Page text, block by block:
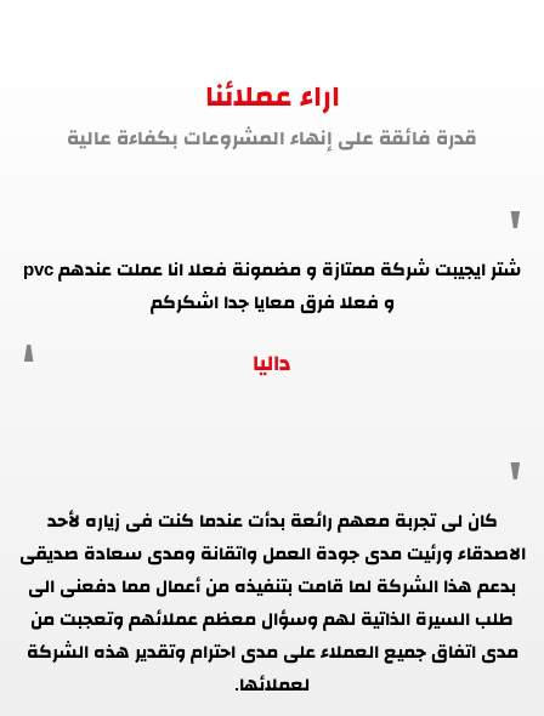
اراء عملائنا
قدرة فائقة على إنهاء المشروعات بكفاءة عالية
شتر ايجيبت شركة ممتازة و مضمونة فعلا انا عملت عندهم pvc
و فعلا فرق معايا جدا اشكركم
داليا
كان لى تجربة معهم رائعة بدأت عندما كنت فى زياره لأحد
الاصدقاء ورئيت مدى جودة العمل واتقانة ومدى سعادة صديقى
بدعم هذا الشركة لما قامت بتنفيذه من أعمال مما دفعنى الى
طلب السيرة الذاتية لهم وسؤال معظم عملائهم وتعجبت من
مدى اتفاق جميع العملاء على مدى احترام وتقدير هذه الشركة
لعملائها.